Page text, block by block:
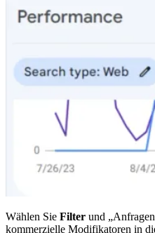
Wählen Sie Filter und
kommerzielle Modifikatoren in